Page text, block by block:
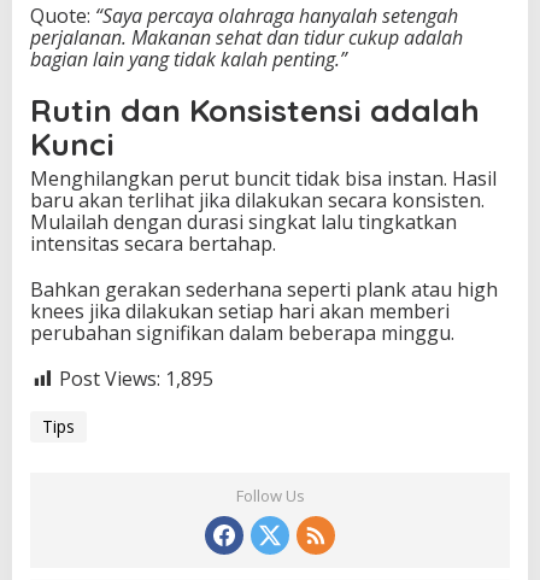
Quote: “Saya percaya olahraga hanyalah setengah
perjalanan. Makanan sehat dan tidur cukup adalah
bagian lain yang tidak kalah penting.”
Rutin dan Konsistensi adalah
Kunci
Menghilangkan perut buncit tidak bisa instan. Hasil
baru akan terlihat jika dilakukan secara konsisten.
Mulailah dengan durasi singkat lalu tingkatkan
intensitas secara bertahap.
Bahkan gerakan sederhana seperti plank atau high
knees jika dilakukan setiap hari akan memberi
perubahan signifikan dalam beberapa minggu.
Post Views: 1,895
Tips
Follow Us